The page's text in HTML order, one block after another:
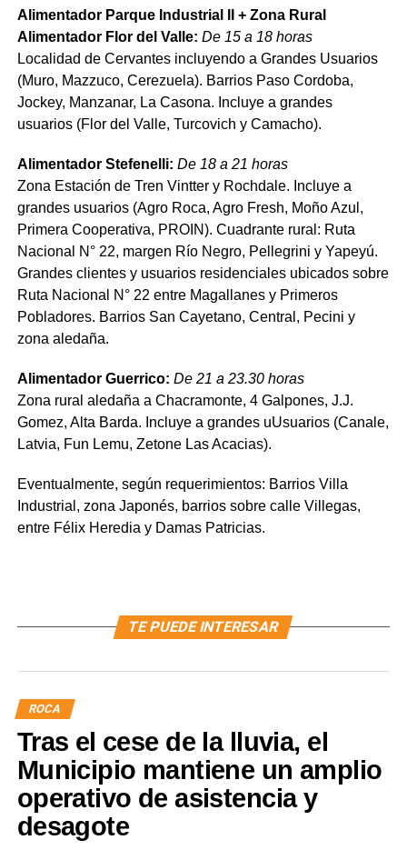
Alimentador Parque Industrial II + Zona Rural
Alimentador Flor del Valle: De 15 a 18 horas
Localidad de Cervantes incluyendo a Grandes Usuarios
(Muro, Mazzuco, Cerezuela). Barrios Paso Cordoba,
Jockey, Manzanar, La Casona. Incluye a grandes
usuarios (Flor del Valle, Turcovich y Camacho).
Alimentador Stefenelli: De 18 a 21 horas
Zona Estación de Tren Vintter y Rochdale. Incluye a
grandes usuarios (Agro Roca, Agro Fresh, Moño Azul,
Primera Cooperativa, PROIN). Cuadrante rural: Ruta
Nacional N° 22, margen Río Negro, Pellegrini y Yapeyú.
Grandes clientes y usuarios residenciales ubicados sobre
Ruta Nacional N° 22 entre Magallanes y Primeros
Pobladores. Barrios San Cayetano, Central, Pecini y
zona aledaña.
Alimentador Guerrico: De 21 a 23.30 horas
Zona rural aledaña a Chacramonte, 4 Galpones, J.J.
Gomez, Alta Barda. Incluye a grandes uUsuarios (Canale,
Latvia, Fun Lemu, Zetone Las Acacias).
Eventualmente, según requerimientos: Barrios Villa
Industrial, zona Japonés, barrios sobre calle Villegas,
entre Félix Heredia y Damas Patricias.
TE PUEDE INTERESAR
ROCA
Tras el cese de la lluvia, el
Municipio mantiene un amplio
operativo de asistencia y
desagote